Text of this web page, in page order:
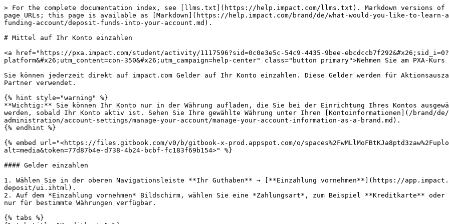
> For the complete documentation index, see [llms.txt](https://help.impact.com/llms.txt). Markdown versions of documentation pages are available by appending `.md` to page URLs; this page is available as [Markdown](https://help.impact.com/brand/de/what-would-you-like-to-learn-about/platform-features/finance/add-funds-to-your-funding-account/deposit-funds-into-your-account.md).

# Mittel auf Ihr Konto einzahlen

<a href="https://pxa.impact.com/student/activity/1117596?sid=0c0e3e5c-54c9-4435-9bee-ebcdccb7f292&#x26;sid_i=0?utm_source=app.impact.com&#x26;utm_medium=owned-platform&#x26;utm_content=con-350&#x26;utm_campaign=help-center" class="button primary">Nehmen Sie am PXA-Kurs teil</a>

Sie können jederzeit direkt auf impact.com Gelder auf Ihr Konto einzahlen. Diese Gelder werden für Aktionsauszahlungen, impact.com-Gebühren und Überweisungen an Partner verwendet.

{% hint style="warning" %}
**Wichtig:** Sie können Ihr Konto nur in der Währung aufladen, die Sie bei der Einrichtung Ihres Kontos ausgewählt haben. Ihre gewählte Währung kann nicht geändert werden, sobald Ihr Konto aktiv ist. Sehen Sie Ihre gewählte Währung unter Ihren [Kontoinformationen](/brand/de/what-would-you-like-to-learn-about/account-administration/account-settings/manage-your-account/manage-your-account-information-as-a-brand.md).
{% endhint %}

{% embed url="<https://files.gitbook.com/v0/b/gitbook-x-prod.appspot.com/o/spaces%2FwMLlMoFBtKJa8ptd3zaw%2Fuploads%2FYk6GV8L3t8hVMhFWYMUz%2F250-4_1.mp4?alt=media&token=77d87b4e-d738-4b24-bcbf-fc183f69b154>" %}

#### Gelder einzahlen

1. Wählen Sie in der oberen Navigationsleiste **Ihr Guthaben** → [**Einzahlung vornehmen**](https://app.impact.com/secure/advertiser/finance/fr/make-deposit/ui.ihtml).
2. Auf dem *Einzahlung vornehmen* Bildschirm, wählen Sie eine *Zahlungsart*, zum Beispiel **Kreditkarte** oder **ACH** oder **Überweisung**. Einige Zahlungsarten sind nur für bestimmte Währungen verfügbar.

{% tabs %}
{% tab title="Kreditkarte" %}
{% hint style="success" icon="memo-circle-info" %}
**Verfügbar für die folgenden Währungen:** USD, EUR, GBP, AUD, DKK, HKD, JPY, NOK, SEK, SGD.
{% endhint %}

1. Wählen Sie den **Kreditkarte** *Zahlungsart* Option.
   * Wenn noch keine Karten hinzugefügt wurden, wählen Sie zuerst **Kreditkarte hinzufügen** und geben Sie Ihre *Kreditkartendaten*.
   * Alternativ wählen Sie **ersetzen** ein, wenn Sie für diese Transaktion eine andere Zahlungsmethode verwenden möchten.
2. Geben Sie die *Betrag* einzahlen möchten.
   * Der Mindestbetrag für eine Einzahlung per Kreditkarte beträgt 100 $.
   * Die *Bearbeitungsgebühr, Umsatzsteuer* (falls zutreffend) und *Gesamter zu belastender Betrag* wird automatisch auf Grundlage des *Betrag* von Ihnen eingegebenen Betrags berechnet. Siehe *Akzeptierte Zahlungsarten* oben für eine Erklärung der Bearbeitungsgebühr.
3. Wählen Sie **Bezahlen**.
4. Folgen Sie den Anweisungen Ihrer Bank.

   <div data-with-frame="true"><figure><img src="/files/36c329b81e00ce94ad4cd140004fecbc46dac7cf" alt=""><figcaption></figcaption></figure></div>

Sobald Kreditkartendaten zu Ihrem Konto hinzugefügt wurden, können sie [ersetzt oder geändert](/brand/de/what-would-you-like-to-learn-about/platform-features/finance/add-funds-to-your-funding-account/manage-your-payment-methods.md)—aber sie können nicht gelöscht werden für [Starter-Edition](/brand/de/what-would-you-like-to-learn-about/platform-features/finance/finance-for-starter-edition-accounts/impactcom-starter-edition-billing-explained.md) Konten.
{% endtab %}

{% tab title="ACH" %}
{% hint style="success" icon="memo-circle-info" %}
**Hinweis:** Diese Zahlungsmethode ist nur für USD verfügbar.
{% endhint %}

1. Wählen Sie den **ACH** *Zahlungsart* Option.
   * Wenn noch keine Bankdaten hinzugefügt wurden, wählen Sie zuerst **Bankkonto hinzufügen** und geben Sie Ihre *Bankkontodaten*.
   * Alternativ wählen Sie **ersetzen** ein, wenn Sie für diese Transaktion eine andere Zahlungsmethode verwenden möchten.
2. Geben Sie den Betrag ein, den Sie unter *Erforderlichen Finanzierung*.
3. Wählen Sie **Bezahlen**.
4. Bestätigen Sie die *Überweisungsinformationen*ein, und geben Sie dann Ihren Namen ein, um zu bestätigen, dass Sie die Bedingungen zur Kenntnis genommen haben und akzeptieren.
5. Wählen Sie **Einzahlung bestätigen**.
6. Wählen Sie **Fertig**.

   <div data-with-frame="true"><figure><img src="/files/90c005765ddc48c07e1c5eac0665abec5b30d3e4" alt=""><figcaption></figcaption></figure></div>

{% hint style="success" icon="memo-circle-info" %}
**Hinweis:** Siehe [Probleme bei ACH-Einzahlungen beheben](/brand/de/what-would-you-like-to-learn-about/platform-features/finance/add-funds-to-your-funding-account/set-up-automatic-payments-as-a-brand.md) für Hilfe, wenn Sie Probleme mit ACH-Zahlungen haben.
{% endhint %}
{% endtab %}

{% tab title="Überweisung" %}
{% hint style="success" icon="memo-circle-info" %}
**Verfügbar für die folgenden Währungen:** AUD, BRL, CAD, CNY, DKK, EUR, GBP, HKD, IDR, ILS, INR, JPY, MXN, MYR, NGN, NOK, NZD, PHP, PLN, SEK, SGD, THB, USD, ZAR.
{% endhint %}

1. Wählen Sie den **Überweisung** *Zahlungsart* Option.
2. Verwenden Sie den *Überweisungsinformationen* auf diesem Bildschirm, um die Überweisung über die Benutzeroberfläche Ihrer Bank abzuschließen.

   <div data-with-frame="true"><figure><img src="/files/3eef2038cfe0168db379f63323dd68ddd19c11fc" alt=""><figcaption></figcaption></figure></div>

{% endtab %}

{% tab title="Bill.com" %}
Eine weitere Möglichkeit, Ihr Konto aufzuladen, besteht darin, sich mit dem Bill.com-Profil von impact.com zu verbinden.

{% hint style="success" icon="memo-circle-info" %}
**Hinweis:** Sie können Bill.com nur verwenden, um Ihr Konto aufzuladen, wenn die Standardwährung Ihres Kontos USD ist. Wenn Sie Activate by impact.com verwenden, sollten Sie **nicht** die oben genannten Bill.com-Profildetails verwenden.
{% endhint %}

| [Bill.com-Profil von impact.com](https://app01.us.bill.com/network/impactradiusinc) |                            |
| ----------------------------------------------------------------------------------- | -------------------------- |
| **Payment Network-ID**                                                              | 0149793447768157           |
| **Einladungs-E-Mail**                                                               | <clearinghouse@impact.com> |
| **Profilname**                                                                      | Impact Tech, Inc           |
| {% endtab %}                                                                        |                            |
| {% endtabs %}                                                                       |